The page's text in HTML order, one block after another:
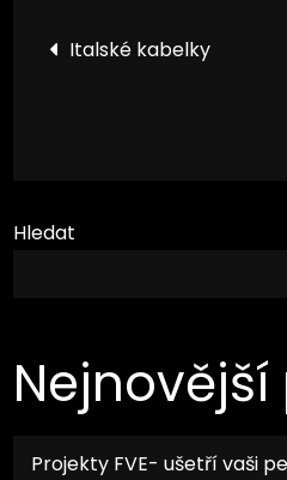
Navigace
Italské kabelky
Hledat
Projekty FVE- ušetří vaši